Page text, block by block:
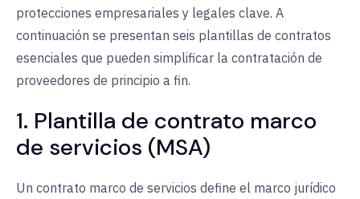
protecciones empresariales y legales clave. A
continuación se presentan seis plantillas de contratos
esenciales que pueden simplificar la contratación de
proveedores de principio a fin.
1. Plantilla de contrato marco
de servicios (MSA)
Un contrato marco de servicios define el marco jurídico